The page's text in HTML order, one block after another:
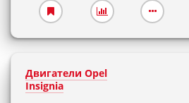
Двигатели Opel
Insignia